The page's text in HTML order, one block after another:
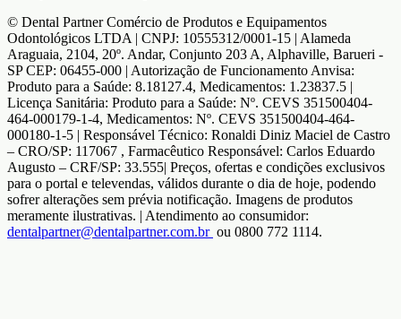
© Dental Partner Comércio de Produtos e Equipamentos
Odontológicos LTDA | CNPJ: 10555312/0001-15 | Alameda
Araguaia, 2104, 20º. Andar, Conjunto 203 A, Alphaville, Barueri -
SP CEP: 06455-000 | Autorização de Funcionamento Anvisa:
Produto para a Saúde: 8.18127.4, Medicamentos: 1.23837.5 |
Licença Sanitária: Produto para a Saúde: Nº. CEVS 351500404-
464-000179-1-4, Medicamentos: Nº. CEVS 351500404-464-
000180-1-5 | Responsável Técnico: Ronaldi Diniz Maciel de Castro
– CRO/SP: 117067 , Farmacêutico Responsável: Carlos Eduardo
Augusto – CRF/SP: 33.555| Preços, ofertas e condições exclusivos
para o portal e televendas, válidos durante o dia de hoje, podendo
sofrer alterações sem prévia notificação. Imagens de produtos
meramente ilustrativas. | Atendimento ao consumidor:
dentalpartner@dentalpartner.com.br ou 0800 772 1114.